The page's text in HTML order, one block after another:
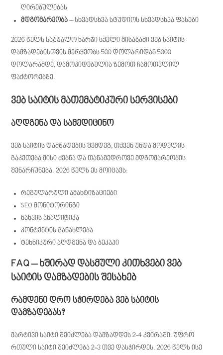
ღირებულებას
მდგომარეობა – სხვადსხვა სტუდიოს სხვადსხვა ფასები
2026 წელს საშუალო ხარჯი სქელი მისაბაძი ვებ საიტის
დამზადებისთვის მერყეობს 500 დოლარიდან 5000
დოლარამდე, დამოკიდებულია ზემოთ ჩამოთვლილ
ფაქტორებზე.
ვებ საიტის მათემატიკური სერვისები
აღდგენა და სამედიცინო
ვებ საიტის დამზადების შემდეგ, თქვენ უნდა მოდელის
გაკეთება მისი ძებნა და თანამედროვე მდგომარეობის
შენარჩუნება. 2026 წელს ეს მოიცავს:
რეგულარული ამახტიზაციები
SEO მონიტორინგი
ნახვის ანალიტიკა
კონტენტის განახლება
ტეხნიკური აღდგენა და ბეკაპი
FAQ – ხშირად დასმული კითხვები ვებ
საიტის დამზადების შესახებ
რამდენი დრო სჭირდება ვებ საიტის
დამზადებას?
მარტივი საიტი შეიძლება დამზადდეს 2-4 კვირაში. უფრო
რთული საიტი შეიძლება 2-3 თვე დასჭირდეს. 2026 წელს ისე